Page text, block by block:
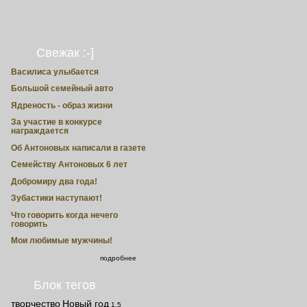
Свежак :-]
Василиса улыбается
Большой семейный авто
Ядреность - образ жизни
За участие в конкурсе
награждается
Об Антоновых написали в газете
Семейству Антоновых 6 лет
Добромиру два года!
Зубастики наступают!
Что говорить когда нечего
говорить
Мои любимые мужчины!
подробнее
Блок тегов
творчество Новый год 1.5